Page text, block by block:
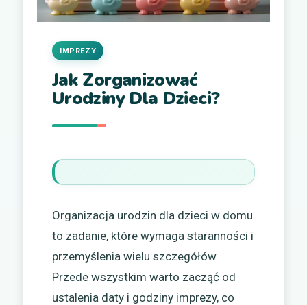
Jak Zorganizować
Urodziny Dla Dzieci?
IMPREZY
Organizacja urodzin dla dzieci w domu
to zadanie, które wymaga staranności i
przemyślenia wielu szczegółów.
Przede wszystkim warto zacząć od
ustalenia daty i godziny imprezy, co